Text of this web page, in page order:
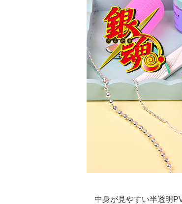
中身が見やすい半透明